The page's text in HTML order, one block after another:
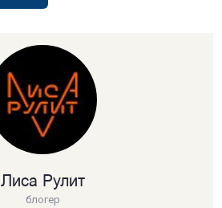
Лиса Рулит
блогер